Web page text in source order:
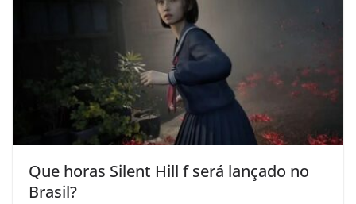
Que horas Silent Hill f será lançado no
Brasil?